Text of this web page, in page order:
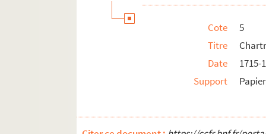
34. Commune de l'Orne
41. Chartrier de Chantepie
Cote
5
Titre
Date
1715-
Support